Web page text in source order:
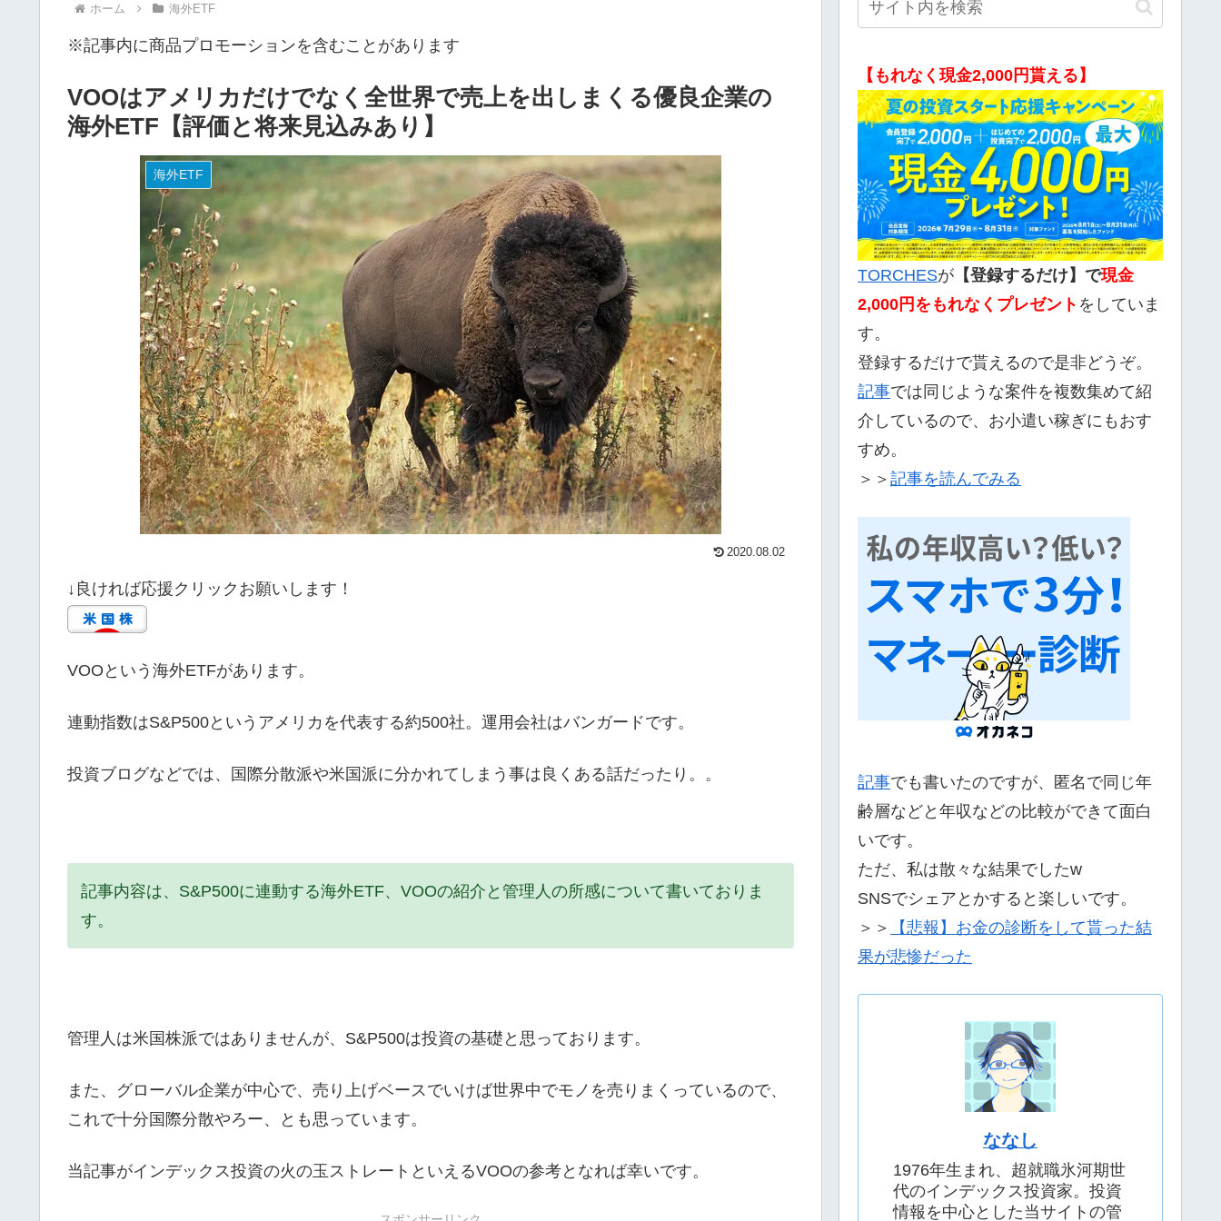
ホーム 海外ETF
※記事内に商品プロモーションを含むことがあります
VOOはアメリカだけでなく全世界で売上を出しまくる優良企業の
海外ETF【評価と将来見込みあり】
海外ETF
2020.08.02
↓良ければ応援クリックお願いします！
VOOという海外ETFがあります。
連動指数はS&P500というアメリカを代表する約500社。運用会社はバンガードです。
投資ブログなどでは、国際分散派や米国派に分かれてしまう事は良くある話だったり。。
記事内容は、S&P500に連動する海外ETF、VOOの紹介と管理人の所感について書いておりま
す。
管理人は米国株派ではありませんが、S&P500は投資の基礎と思っております。
また、グローバル企業が中心で、売り上げベースでいけば世界中でモノを売りまくっているので、
これで十分国際分散やろー、とも思っています。
当記事がインデックス投資の火の玉ストレートといえるVOOの参考となれば幸いです。
【もれなく現金2,000円貰える】
TORCHESが 【登録するだけ】で現金
2,000 円をもれなくプレゼント をしていま
す。
登録するだけで貰えるので是非どうぞ。
記事では同じような案件を複数集めて紹
介しているので、お小遣い稼ぎにもおす
すめ。
＞＞ 記事を読んでみる
記事でも書いたのですが、匿名で同じ年
齢層などと年収などの比較ができて面白
いです。
ただ、私は散々な結果でしたw
SNSでシェアとかすると楽しいです。
＞＞
【悲報】お金の診断をして貰った結
果が悲惨だった
ななし
1976年生まれ、超就職氷河期世
代のインデックス投資家。投資
情報を中心とした当サイトの管